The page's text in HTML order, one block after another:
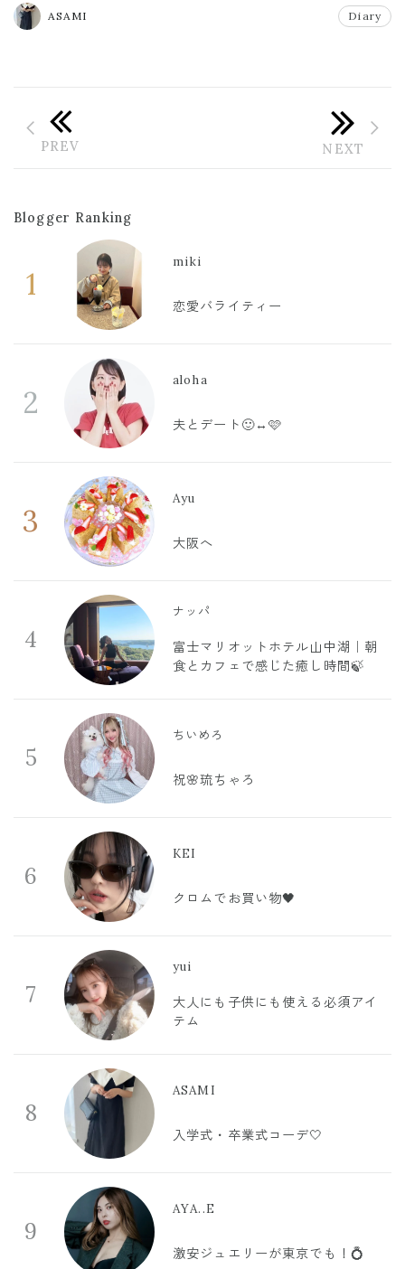
#タッセル
ASAMI
Diary
Blogger Ranking
1
miki
恋愛バライティー
2
aloha
夫とデート🙂‍↔️🩷
3
Ayu
大阪へ
4
ナッパ
富士マリオットホテル山中湖｜朝
食とカフェで感じた癒し時間🍃
5
ちいめろ
祝🌸琉ちゃろ
6
KEI
クロムでお買い物🖤
7
yui
大人にも子供にも使える必須アイ
テム
8
ASAMI
入学式・卒業式コーデ🤍
9
AYA..E
激安ジュエリーが東京でも！💍